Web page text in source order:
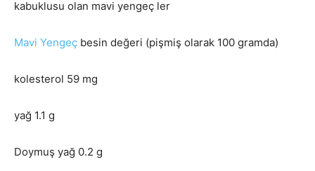
kabuklusu olan mavi yengeç ler
Mavi Yengeç besin değeri (pişmiş olarak 100 gramda)
kolesterol 59 mg
yağ 1.1 g
Doymuş yağ 0.2 g